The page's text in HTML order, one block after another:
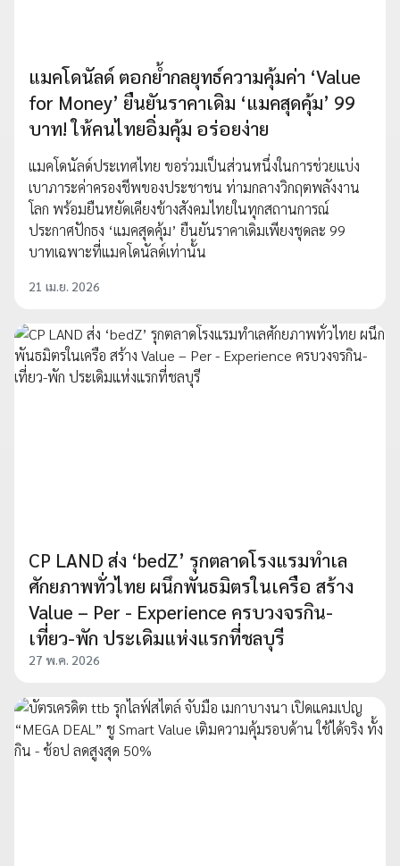
แมคโดนัลด์ ตอกย้ำกลยุทธ์ความคุ้มค่า ‘Value
for Money’ ยืนยันราคาเดิม ‘แมคสุดคุ้ม’ 99
บาท! ให้คนไทยอิ่มคุ้ม อร่อยง่าย
แมคโดนัลด์ประเทศไทย ขอร่วมเป็นส่วนหนึ่งในการช่วยแบ่ง
เบาภาระค่าครองชีพของประชาชน ท่ามกลางวิกฤตพลังงาน
โลก พร้อมยืนหยัดเคียงข้างสังคมไทยในทุกสถานการณ์
ประกาศปักธง ‘แมคสุดคุ้ม’ ยืนยันราคาเดิมเพียงชุดละ 99
บาทเฉพาะที่แมคโดนัลด์เท่านั้น
21 เม.ย. 2026
CP LAND ส่ง ‘bedZ’ รุกตลาดโรงแรมทำเล
ศักยภาพทั่วไทย ผนึกพันธมิตรในเครือ สร้าง
Value – Per - Experience ครบวงจรกิน-
เที่ยว-พัก ประเดิมแห่งแรกที่ชลบุรี
27 พ.ค. 2026